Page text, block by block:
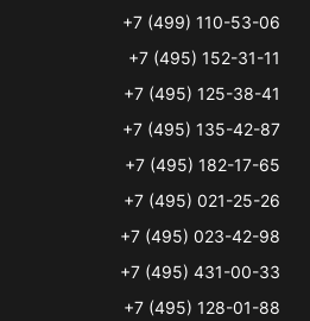
+7 (499) 110-53-06
+7 (495) 152-31-11
+7 (495) 125-38-41
+7 (495) 135-42-87
+7 (495) 182-17-65
+7 (495) 021-25-26
+7 (495) 023-42-98
+7 (495) 431-00-33
+7 (495) 128-01-88